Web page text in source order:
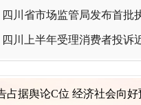
四川省市场监管局发布首批
预期更加稳固 2024